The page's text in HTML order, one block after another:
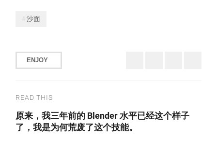
沙面
ENJOY
READ THIS
原来，我三年前的 Blender 水平已经这个样子
了，我是为何荒废了这个技能。